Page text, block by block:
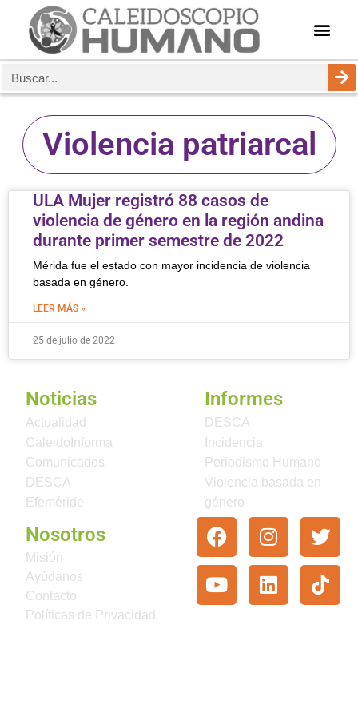
Violencia patriarcal
ULA Mujer registró 88 casos de
violencia de género en la región andina
durante primer semestre de 2022
Mérida fue el estado con mayor incidencia de violencia
basada en género.
LEER MÁS »
25 de julio de 2022
Noticias
Actualidad
CaleidoInforma
Comunicados
DESCA
Efeméride
Informes
DESCA
Incidencia
Periodismo Humano
Violencia basada en
género
Nosotros
Misión
Ayúdanos
Contacto
Políticas de Privacidad